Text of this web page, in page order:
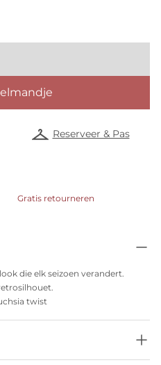
Reserveer & Pas
Gratis retourneren
die elk seizoen verandert.
twist